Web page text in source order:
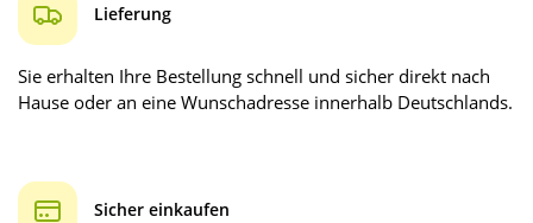
Lieferung
Sie erhalten Ihre Bestellung schnell und sicher direkt nach
Hause oder an eine Wunschadresse innerhalb Deutschlands.
Sicher einkaufen